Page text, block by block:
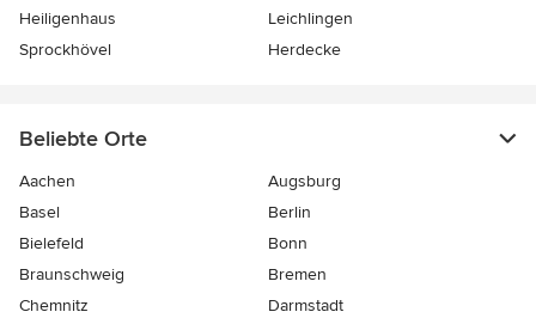
Heiligenhaus
Leichlingen
Sprockhövel
Herdecke
Beliebte Orte
Aachen
Augsburg
Basel
Berlin
Bielefeld
Bonn
Braunschweig
Bremen
Chemnitz
Darmstadt